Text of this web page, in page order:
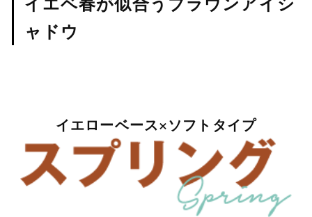
ャドウ
イエローベース×ソフトタイプ